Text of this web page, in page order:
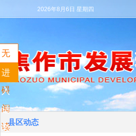
2026年8月6日 星期四
无
障
碍
阅
读
进
入
适
老
县区动态